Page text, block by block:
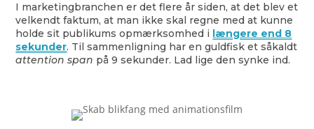
I marketingbranchen er det flere år siden, at det blev et
velkendt faktum, at man ikke skal regne med at kunne
holde sit publikums opmærksomhed i længere end 8
sekunder. Til sammenligning har en guldfisk et såkaldt
attention span på 9 sekunder. Lad lige den synke ind.